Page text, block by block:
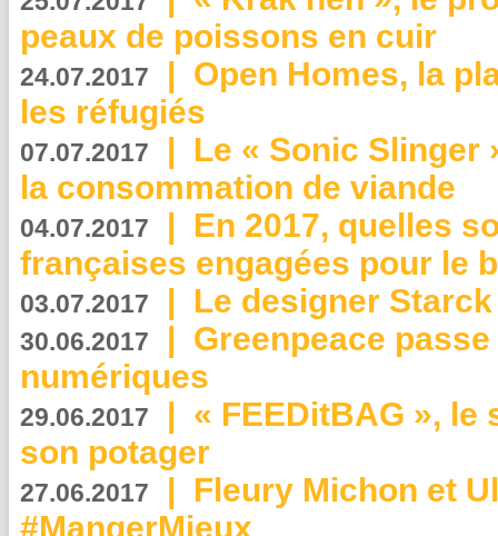
peaux de poissons en cuir
24.07.2017 | Open Homes, la
les réfugiés
07.07.2017 | Le « Sonic Slinger
la consommation de viande
04.07.2017 | En 2017, quelles
françaises engagées pour le
03.07.2017 | Le designer
30.06.2017 | Greenpeace
numériques
29.06.2017 | « FEEDitBAG », le
son potager
27.06.2017 | Fleury Michon et
#MangerMieux